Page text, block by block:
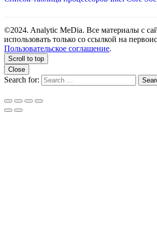
©2024. Analytic MeDia. Все материалы с
использовать только со ссылкой на
Пользовательское соглашение.
Scroll to top
Close
Search for: